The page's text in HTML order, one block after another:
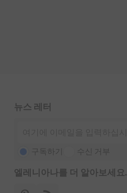
뉴스 레터
구독하기 수신 거부
엘레니아나를 더 알아보세요.